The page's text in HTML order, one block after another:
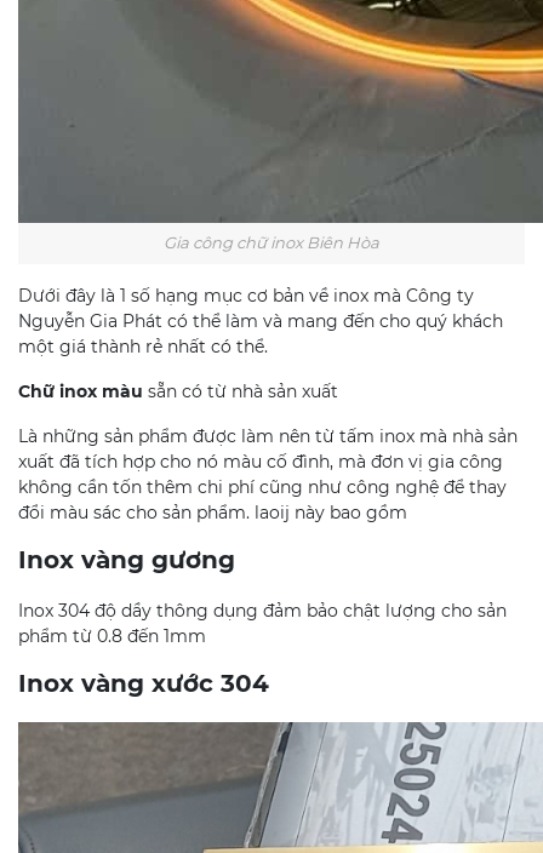
Gia công chữ inox Biên Hòa
Dưới đây là 1 số hạng mục cơ bản về inox mà Công ty
Nguyễn Gia Phát có thể làm và mang đến cho quý khách
một giá thành rẻ nhất có thể.
Chữ inox màu sẵn có từ nhà sản xuất
Là những sản phẩm được làm nên từ tấm inox mà nhà sản
xuất đã tích hợp cho nó màu cố đình, mà đơn vị gia công
không cần tốn thêm chi phí cũng như công nghệ để thay
đổi màu sác cho sản phẩm. laoij này bao gồm
Inox vàng gương
Inox 304 độ dầy thông dụng đảm bảo chật lượng cho sản
phẩm từ 0.8 đến 1mm
Inox vàng xước 304